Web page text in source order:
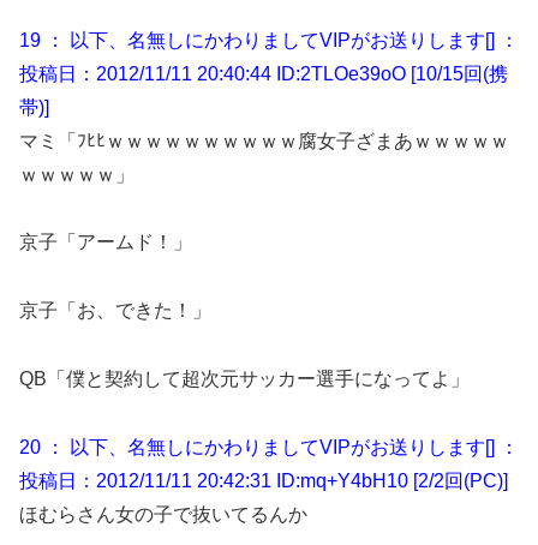
19 ： 以下、名無しにかわりましてVIPがお送りします[] ：
投稿日：2012/11/11 20:40:44 ID:2TLOe39oO [10/15回(携
帯)]
マミ「ﾌﾋﾋｗｗｗｗｗｗｗｗｗｗ腐女子ざまあｗｗｗｗｗ
ｗｗｗｗｗ」
京子「アームド！」
京子「お、できた！」
QB「僕と契約して超次元サッカー選手になってよ」
20 ： 以下、名無しにかわりましてVIPがお送りします[] ：
投稿日：2012/11/11 20:42:31 ID:mq+Y4bH10 [2/2回(PC)]
ほむらさん女の子で抜いてるんか